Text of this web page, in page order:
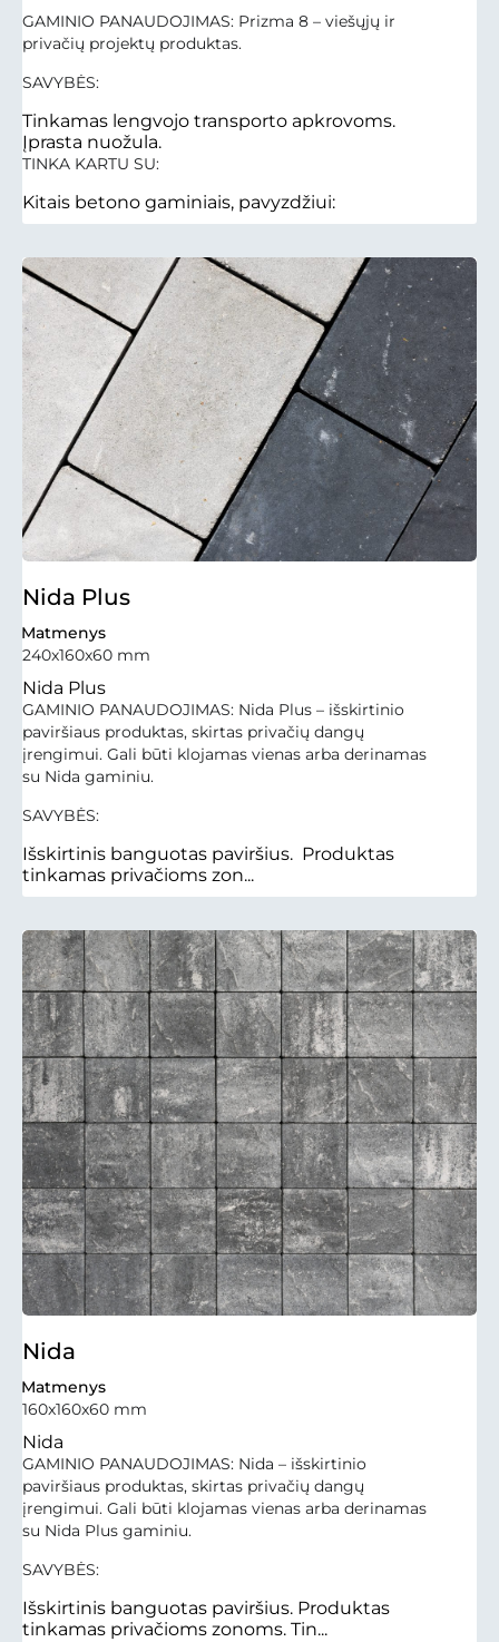
GAMINIO PANAUDOJIMAS: Prizma 8 – viešųjų ir
privačių projektų produktas.
SAVYBĖS:
Tinkamas lengvojo transporto apkrovoms.
Įprasta nuožula.
TINKA KARTU SU:
Kitais betono gaminiais, pavyzdžiui:
Nida Plus
Matmenys
240x160x60 mm
Nida Plus
GAMINIO PANAUDOJIMAS: Nida Plus – išskirtinio
paviršiaus produktas, skirtas privačių dangų
įrengimui. Gali būti klojamas vienas arba derinamas
su Nida gaminiu.
SAVYBĖS:
Išskirtinis banguotas paviršius. Produktas
tinkamas privačioms zon...
Nida
Matmenys
160x160x60 mm
Nida
GAMINIO PANAUDOJIMAS: Nida – išskirtinio
paviršiaus produktas, skirtas privačių dangų
įrengimui. Gali būti klojamas vienas arba derinamas
su Nida Plus gaminiu.
SAVYBĖS:
Išskirtinis banguotas paviršius. Produktas
tinkamas privačioms zonoms. Tin...